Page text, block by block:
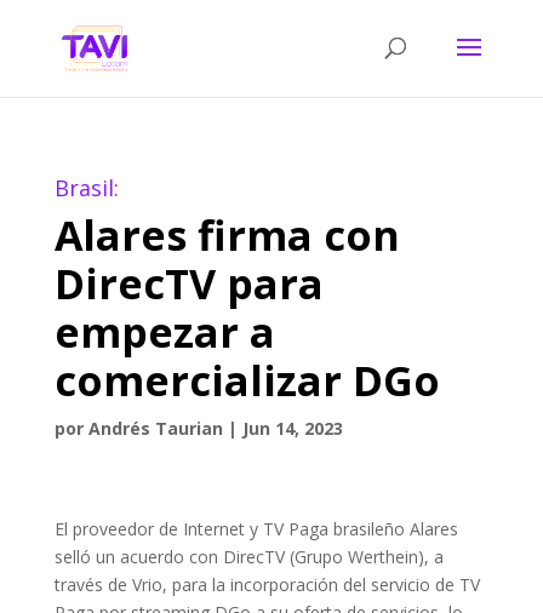
Brasil:
Alares firma con
DirecTV para
empezar a
comercializar DGo
por Andrés Taurian | Jun 14, 2023
El proveedor de Internet y TV Paga brasileño Alares
selló un acuerdo con DirecTV (Grupo Werthein), a
través de Vrio, para la incorporación del servicio de TV